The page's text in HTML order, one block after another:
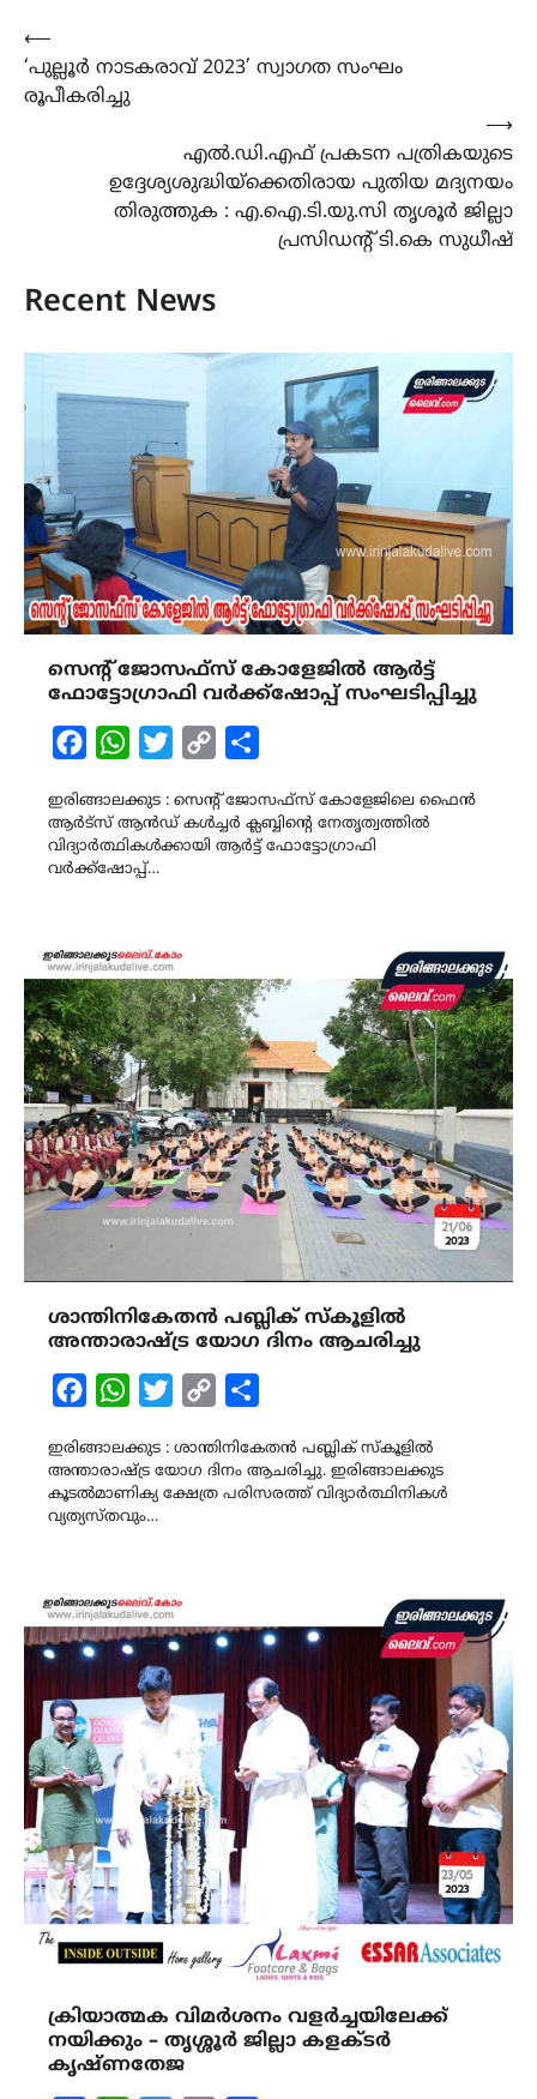
Post
navigation
⟵
‘പുല്ലൂർ നാടകരാവ് 2023’ സ്വാഗത സംഘം
രൂപീകരിച്ചു
എൽ.ഡി.എഫ് പ്രകടന പത്രികയുടെ
ഉദ്ദേശ്യശുദ്ധിയ്ക്കെതിരായ പുതിയ മദ്യനയം
തിരുത്തുക : എ.ഐ.ടി.യു.സി തൃശൂർ ജില്ലാ
പ്രസിഡന്റ് ടി.കെ സുധീഷ്
⟶
Recent News
സെന്റ് ജോസഫ്സ് കോളേജിൽ ആർട്ട്
ഫോട്ടോഗ്രാഫി വർക്ക്ഷോപ്പ് സംഘടിപ്പിച്ചു
FacebookWhatsAppTwitterCopy
ഇരിങ്ങാലക്കുട : സെന്റ് ജോസഫ്സ് കോളേജിലെ ഫൈൻ
ആർട്സ് ആൻഡ് കൾച്ചർ ക്ലബ്ബിന്റെ നേതൃത്വത്തിൽ
വിദ്യാർത്ഥികൾക്കായി ആർട്ട് ഫോട്ടോഗ്രാഫി
വർക്ക്ഷോപ്പ്…
ശാന്തിനികേതൻ പബ്ലിക് സ്കൂളിൽ
അന്താരാഷ്ട്ര യോഗ ദിനം ആചരിച്ചു
FacebookWhatsAppTwitterCopy
ഇരിങ്ങാലക്കുട : ശാന്തിനികേതൻ പബ്ലിക് സ്കൂളിൽ
അന്താരാഷ്ട്ര യോഗ ദിനം ആചരിച്ചു. ഇരിങ്ങാലക്കുട
കൂടൽമാണിക്യ ക്ഷേത്ര പരിസരത്ത് വിദ്യാർത്ഥിനികൾ
വ്യത്യസ്തവും…
ക്രിയാത്മക വിമർശനം വളർച്ചയിലേക്ക്
നയിക്കും – തൃശ്ശൂർ ജില്ലാ കളക്ടർ
കൃഷ്ണതേജ